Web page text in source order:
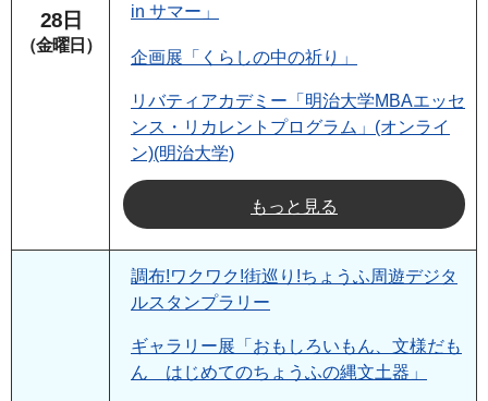
28日
（金曜日）
in サマー」
企画展「くらしの中の祈り」
リバティアカデミー「明治大学MBAエッセ
ンス・リカレントプログラム」(オンライ
ン)(明治大学)
もっと見る
調布!ワクワク!街巡り!ちょうふ周遊デジタ
ルスタンプラリー
ギャラリー展「おもしろいもん、文様だも
ん はじめてのちょうふの縄文土器」